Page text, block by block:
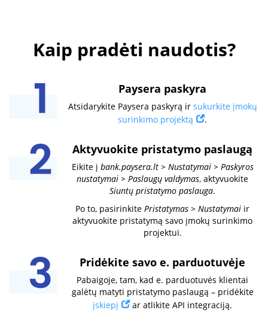
Kaip pradėti naudotis?
Paysera paskyra
Atsidarykite Paysera paskyrą ir sukurkite įmokų
surinkimo projektą
.
Aktyvuokite pristatymo paslaugą
Eikite į bank.paysera.lt > Nustatymai > Paskyros
nustatymai > Paslaugų valdymas, aktyvuokite
Siuntų pristatymo paslauga.
Po to, pasirinkite Pristatymas > Nustatymai ir
aktyvuokite pristatymą savo įmokų surinkimo
projektui.
Pridėkite savo e. parduotuvėje
Pabaigoje, tam, kad e. parduotuvės klientai
galėtų matyti pristatymo paslaugą – pridėkite
įskiepį
ar atlikite API integraciją.